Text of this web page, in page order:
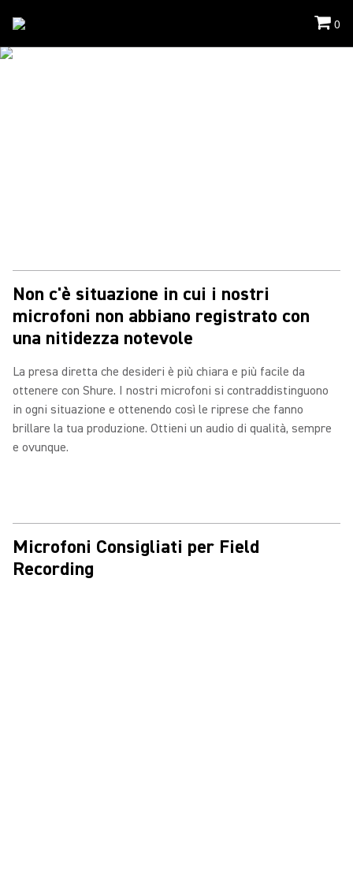
0
Non c'è situazione in cui i nostri
microfoni non abbiano registrato con
una nitidezza notevole
La presa diretta che desideri è più chiara e più facile da
ottenere con Shure. I nostri microfoni si contraddistinguono
in ogni situazione e ottenendo così le riprese che fanno
brillare la tua produzione. Ottieni un audio di qualità, sempre
e ovunque.
Microfoni Consigliati per Field
Recording